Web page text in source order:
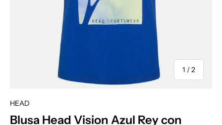
1 /de
2
HEAD
Blusa Head Vision Azul Rey con